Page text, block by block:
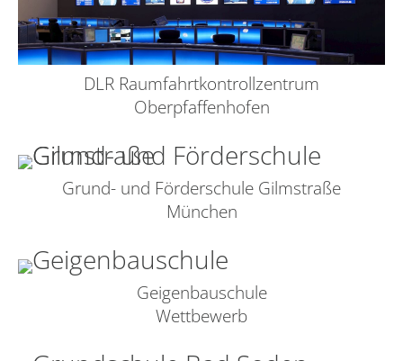
DLR Raumfahrtkontrollzentrum
Oberpfaffenhofen
Grund- und Förderschule Gilmstraße
München
Geigenbauschule
Wettbewerb